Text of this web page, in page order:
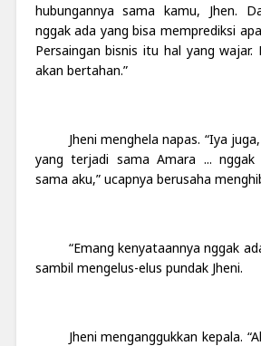
hubungannya sama kamu, Jhen.
nggak ada yang bisa memprediksi
Persaingan bisnis itu hal yang wajar.
akan bertahan.”
Jheni menghela napas. “Iya
yang terjadi sama Amara ... nggak
sama aku,” ucapnya berusaha
“Emang kenyataannya nggak
sambil mengelus-elus pundak Jheni.
Jheni menganggukkan kepala.